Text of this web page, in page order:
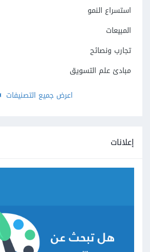
استسراع النمو
المبيعات
تجارب ونصائح
مبادئ علم التسويق
اعرض جميع التصنيفات
إعلانات